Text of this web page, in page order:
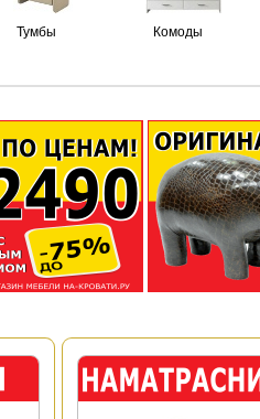
Тумбы Комоды